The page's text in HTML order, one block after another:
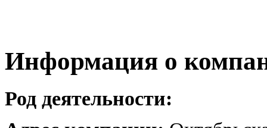
Информация о
Род деятельности: